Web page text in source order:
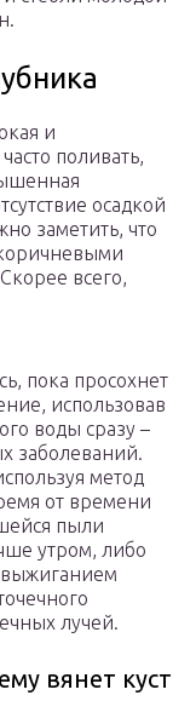
и
поливать,
осадкой
заметить, что
всего,
пока просохнет
использовав
воды сразу –
заболеваний.
метод
от времени
пыли
утром, либо
выжиганием
лучей.
вянет куст